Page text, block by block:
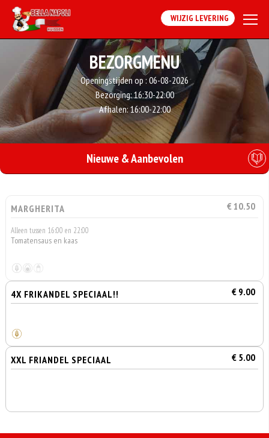
WIJZIG LEVERING
BEZORGMENU
Openingstijden op : 06-08-2026
Bezorging:16:30-22:00
Afhalen:16:00-22:00
Nieuwe & Aanbevolen
MARGHERITA € 10.50
Alleen tussen 16:00 en 22:00
Tomatensaus en kaas
4X FRIKANDEL SPECIAAL!! € 9.00
XXL FRIANDEL SPECIAAL € 5.00